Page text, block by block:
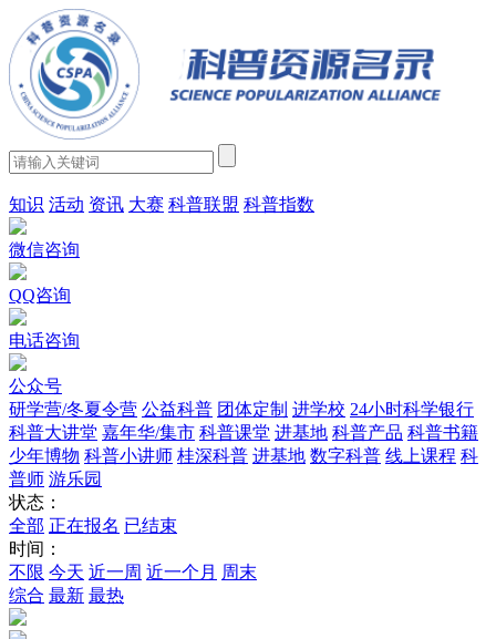
知识 活动 资讯 大赛 科普联盟 科普指数
微信咨询
QQ咨询
电话咨询
公众号
研学营/冬夏令营 公益科普 团体定制 进学校 24小时科学银行
科普大讲堂 嘉年华/集市 科普课堂 进基地 科普产品 科普书籍
少年博物 科普小讲师 桂深科普 进基地 数字科普 线上课程 科
普师 游乐园
状态：
全部 正在报名 已结束
时间：
不限 今天 近一周 近一个月 周末
综合 最新 最热